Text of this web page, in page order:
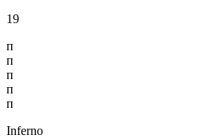
19
п
п
п
п
п
Inferno